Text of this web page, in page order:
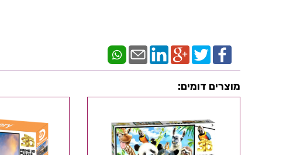
מוצרים דומים: